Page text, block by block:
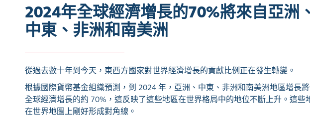
2024年全球經濟增長的70%將來自亞洲、
中東、非洲和南美洲
從過去數十年到今天，東西方國家對世界經濟增長的貢獻比例正在發生轉變。
根據國際貨幣基金組織預測，到 2024 年，亞洲、中東、非洲和南美洲地區增長
全球經濟增長的約 70%，這反映了這些地區在世界格局中的地位不斷上升。這些
在世界地圖上剛好形成對角線。